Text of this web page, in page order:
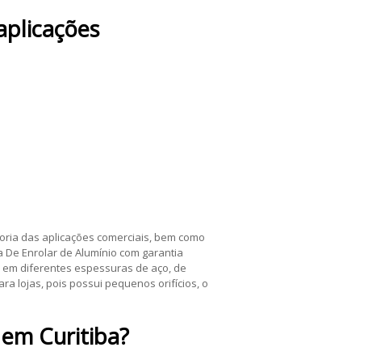
das aplicações comerciais, bem como
Enrolar de Alumínio com garantia
diferentes espessuras de aço, de
lojas, pois possui pequenos orifícios, o
em Curitiba?